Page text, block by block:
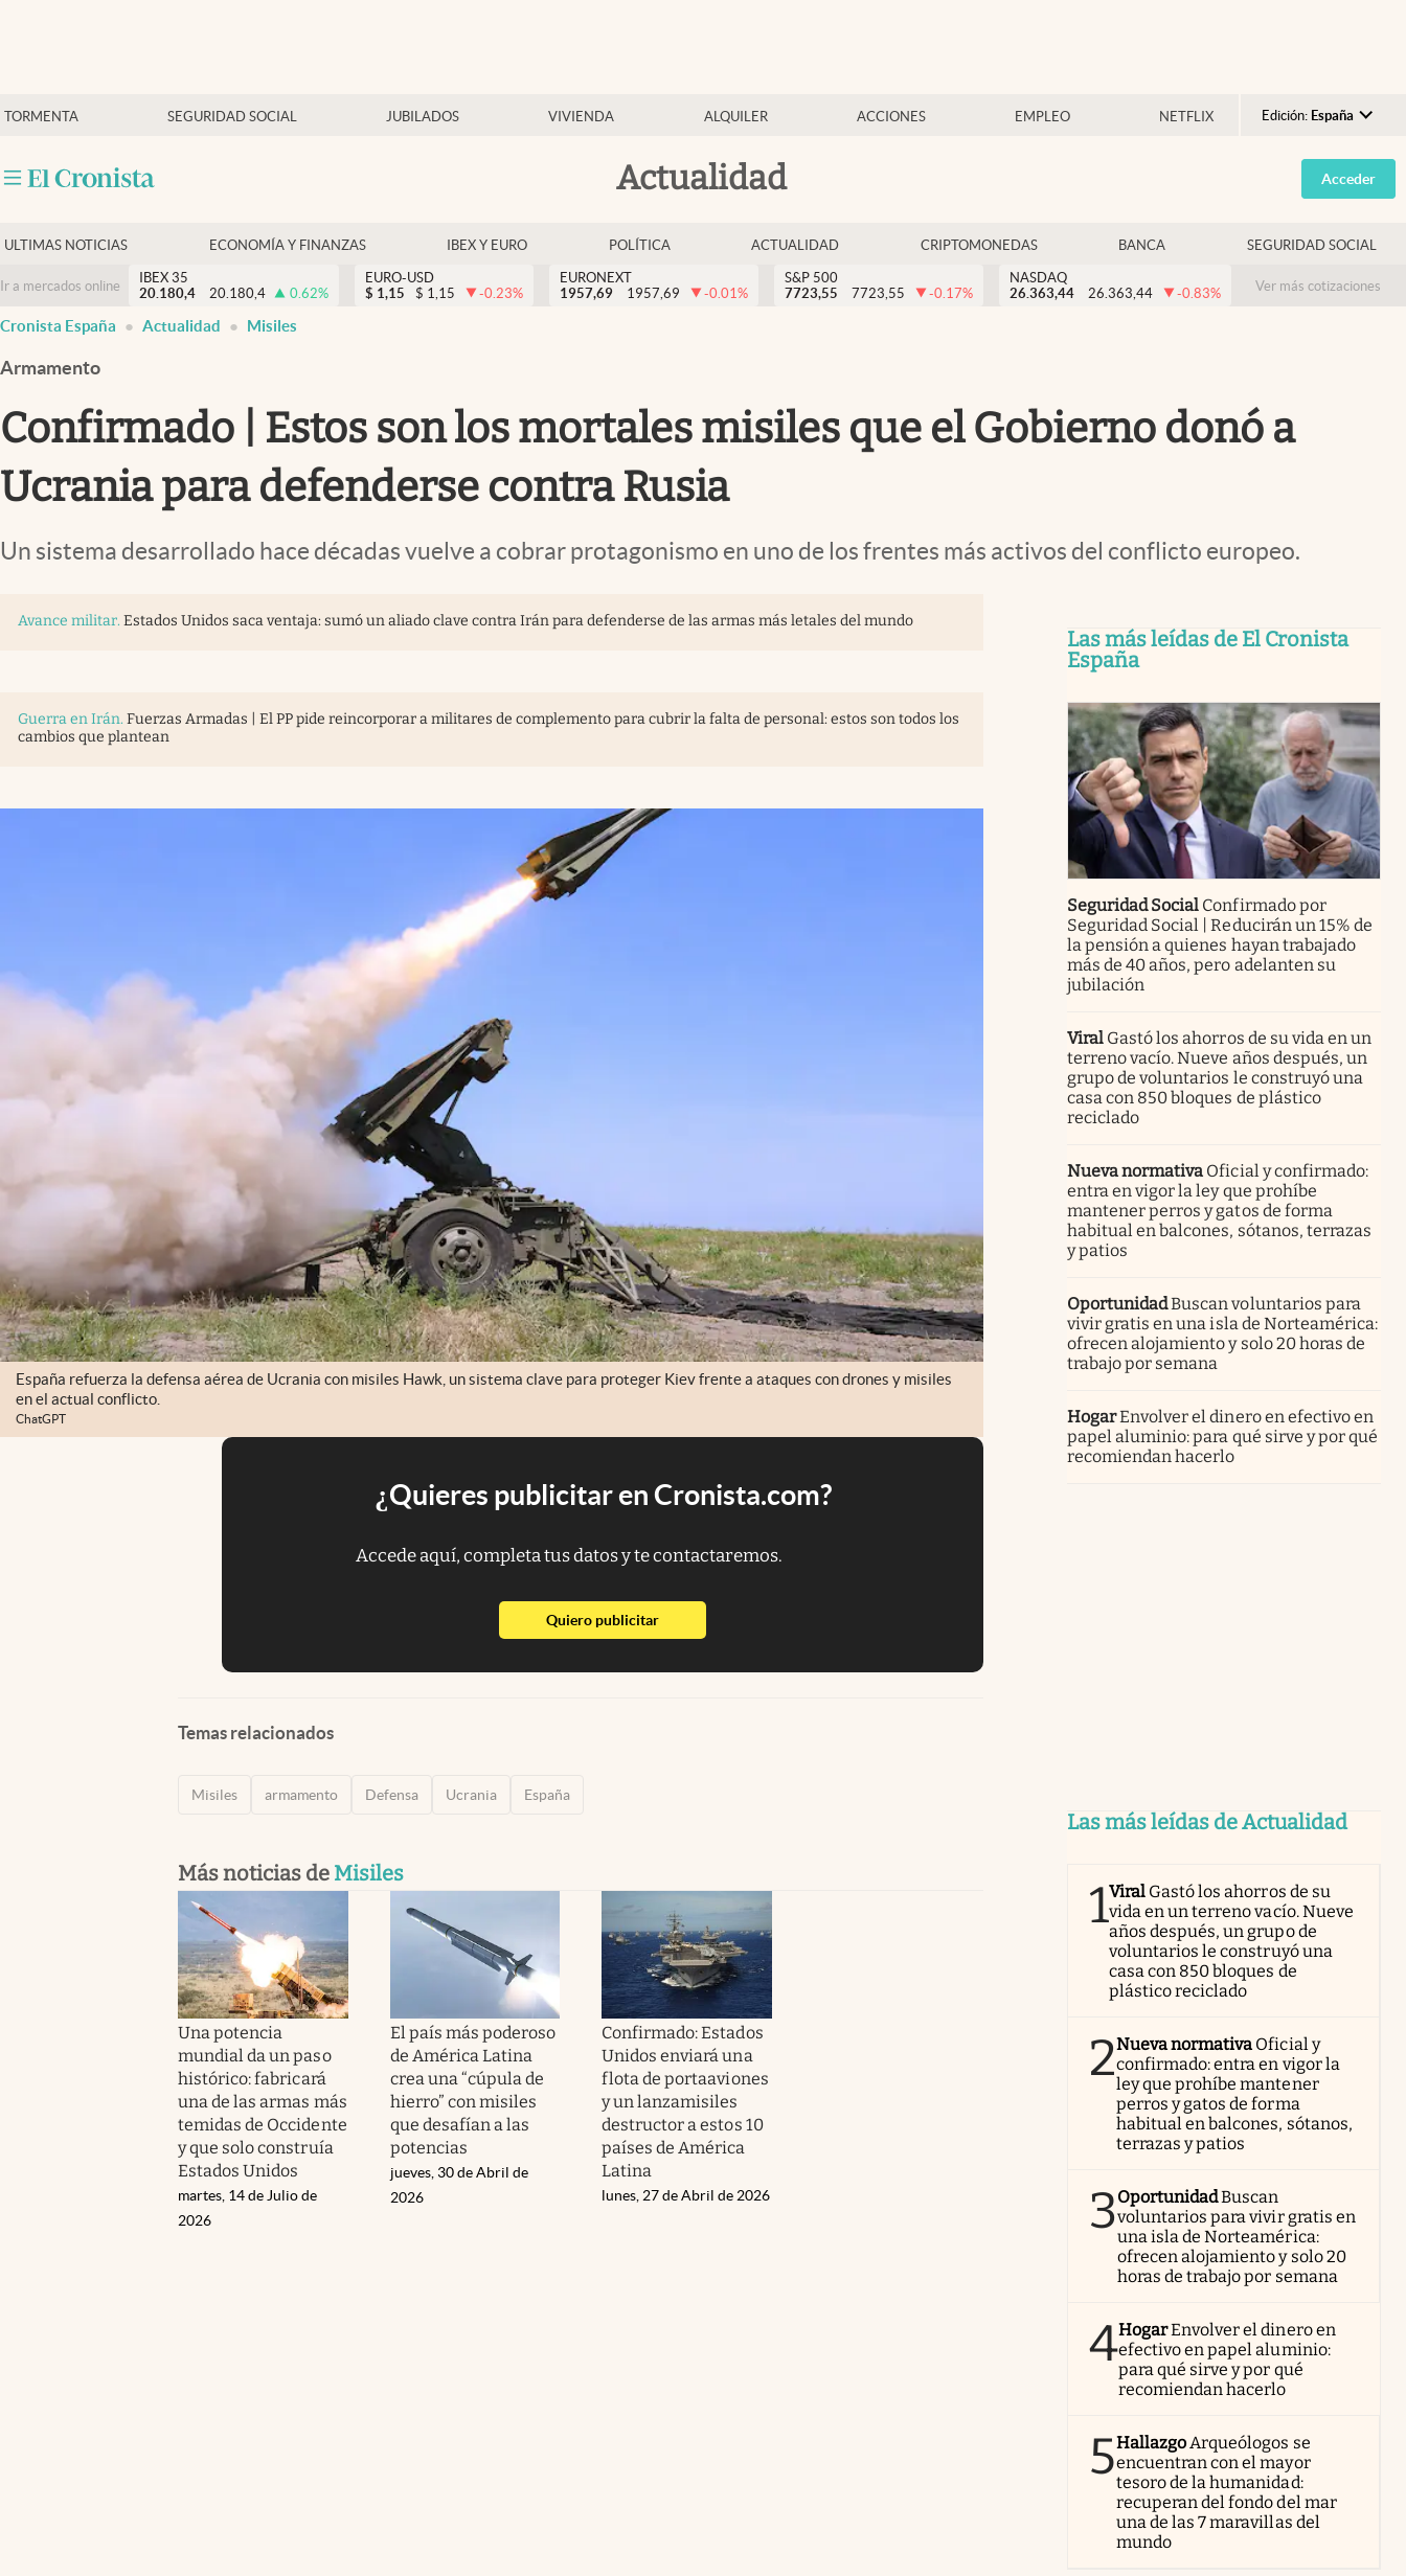
TORMENTA SEGURIDAD SOCIAL JUBILADOS VIVIENDA ALQUILER ACCIONES EMPLEO NETFLIX Edición: España
Argentina
España
USA
Colombia
Actualidad
Economía y finanzas
Criptomonedas
Acceder
ULTIMAS NOTICIAS ECONOMÍA Y FINANZAS IBEX Y EURO POLÍTICA ACTUALIDAD CRIPTOMONEDAS BANCA SEGURIDAD SOCIAL
Ir a mercados online
IBEX 35
20.180,4
20.180,4 0.62%
EURO-USD
$ 1,15 $ 1,15 -0.23%
EURONEXT
1957,69
1957,69 -0.01%
S&P 500
7723,55
7723,55 -0.17%
NASDAQ
26.363,44
26.363,44 -0.83% Ver más cotizaciones
Cronista España Actualidad Misiles
Armamento
Confirmado | Estos son los mortales misiles que el Gobierno donó a
Ucrania para defenderse contra Rusia
Un sistema desarrollado hace décadas vuelve a cobrar protagonismo en uno de los frentes más activos del conflicto europeo.
Avance militar. Estados Unidos saca ventaja: sumó un aliado clave contra Irán para defenderse de las armas más letales del mundo
Guerra en Irán. Fuerzas Armadas | El PP pide reincorporar a militares de complemento para cubrir la falta de personal: estos son todos los
cambios que plantean
España refuerza la defensa aérea de Ucrania con misiles Hawk, un sistema clave para proteger Kiev frente a ataques con drones y misiles
en el actual conflicto.
ChatGPT
¿Quieres publicitar en Cronista.com?
Accede aquí, completa tus datos y te contactaremos.
Quiero publicitarabre en nueva pestaña
Temas relacionados
Misiles armamento Defensa Ucrania España
Más noticias de Misiles
Una potencia
mundial da un paso
histórico: fabricará
una de las armas más
temidas de Occidente
y que solo construía
Estados Unidos
martes, 14 de Julio de
2026
El país más poderoso
de América Latina
crea una “cúpula de
hierro” con misiles
que desafían a las
potencias
jueves, 30 de Abril de
2026
Confirmado: Estados
Unidos enviará una
flota de portaaviones
y un lanzamisiles
destructor a estos 10
países de América
Latina
lunes, 27 de Abril de 2026
Las más leídas de El Cronista
España
Seguridad Social Confirmado por
Seguridad Social | Reducirán un 15% de
la pensión a quienes hayan trabajado
más de 40 años, pero adelanten su
jubilación
Viral Gastó los ahorros de su vida en un
terreno vacío. Nueve años después, un
grupo de voluntarios le construyó una
casa con 850 bloques de plástico
reciclado
Nueva normativa Oficial y confirmado:
entra en vigor la ley que prohíbe
mantener perros y gatos de forma
habitual en balcones, sótanos, terrazas
y patios
OportunidadBuscan voluntarios para
vivir gratis en una isla de Norteamérica:
ofrecen alojamiento y solo 20 horas de
trabajo por semana
HogarEnvolver el dinero en efectivo en
papel aluminio: para qué sirve y por qué
recomiendan hacerlo
Las más leídas de Actualidad
1Viral Gastó los ahorros de su
vida en un terreno vacío. Nueve
años después, un grupo de
voluntarios le construyó una
casa con 850 bloques de
plástico reciclado
2Nueva normativa Oficial y
confirmado: entra en vigor la
ley que prohíbe mantener
perros y gatos de forma
habitual en balcones, sótanos,
terrazas y patios
3OportunidadBuscan
voluntarios para vivir gratis en
una isla de Norteamérica:
ofrecen alojamiento y solo 20
horas de trabajo por semana
4HogarEnvolver el dinero en
efectivo en papel aluminio:
para qué sirve y por qué
recomiendan hacerlo
5HallazgoArqueólogos se
encuentran con el mayor
tesoro de la humanidad:
recuperan del fondo del mar
una de las 7 maravillas del
mundo